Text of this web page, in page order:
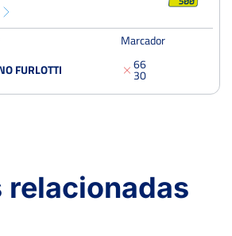
Marcador
FURLOTTI 6
3
6
0
relacionadas